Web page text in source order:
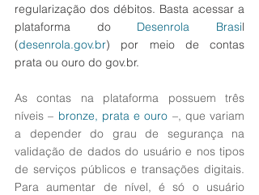
regularização dos débitos. Basta acessar a
plataforma do Desenrola Brasil
(desenrola.gov.br) por meio de contas
prata ou ouro do gov.br.
As contas na plataforma possuem três
níveis – bronze, prata e ouro –, que variam
a depender do grau de segurança na
validação de dados do usuário e nos tipos
de serviços públicos e transações digitais.
Para aumentar de nível, é só o usuário